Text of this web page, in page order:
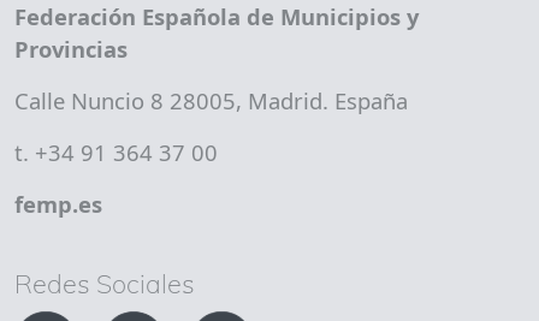
Federación Española de Municipios y
Provincias
Calle Nuncio 8 28005, Madrid. España
t. +34 91 364 37 00
femp.es
Redes Sociales